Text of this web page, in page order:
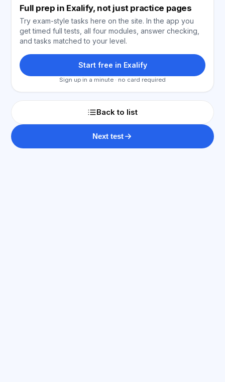
Full prep in Exalify, not just practice pages
Try exam-style tasks here on the site. In the app you
get timed full tests, all four modules, answer checking,
and tasks matched to your level.
Start free in Exalify
Sign up in a minute · no card required
Back to list
Next test